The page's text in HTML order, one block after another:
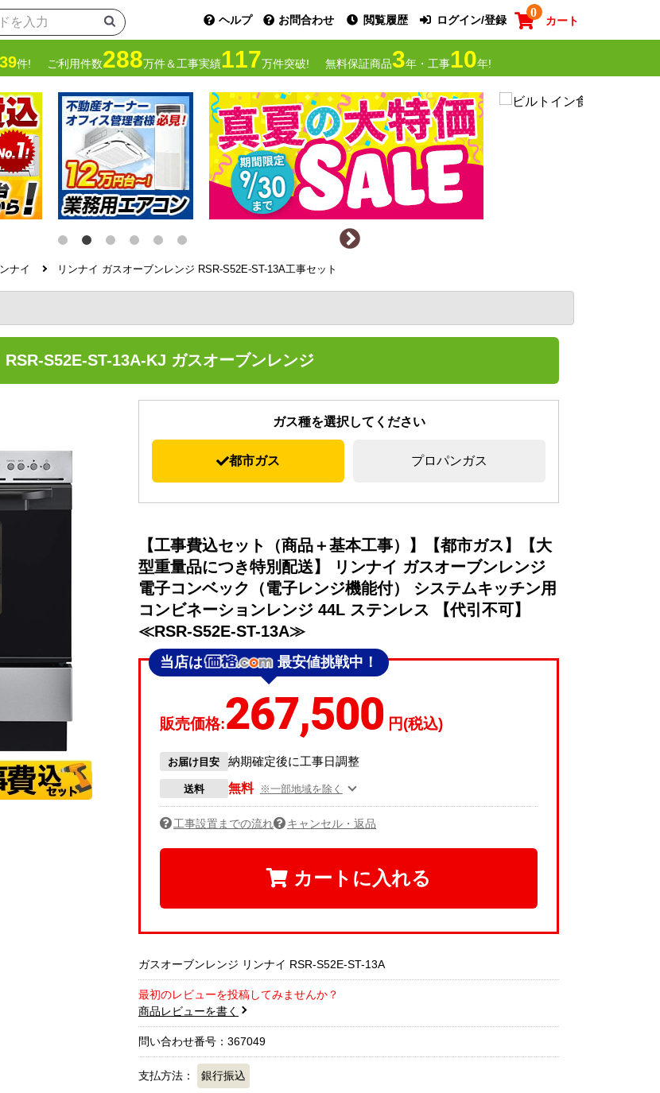
ヘルプ お問合わせ 閲覧履歴 ログイン/登録
0
カート
件! ご利用件数288万件＆工事実績117万件突破! 無料保証商品3年・工事10年!
ナイ リンナイ ガスオーブンレンジ RSR-S52E-ST-13A工事セット
RSR-S52E-ST-13A-KJ ガスオーブンレンジ
ガス種を選択してください
都市ガス プロパンガス
【工事費込セット（商品＋基本工事）】【都市ガス】【大
型重量品につき特別配送】 リンナイ ガスオーブンレンジ
電子コンベック（電子レンジ機能付） システムキッチン用
コンビネーションレンジ 44L ステンレス 【代引不可】
≪RSR-S52E-ST-13A≫
当店は 最安値挑戦中！
販売価格:267,500 円(税込)
お届け目安 納期確定後に工事日調整
送料 無料 ※一部地域を除く
工事設置までの流れ キャンセル・返品
カートに入れる
ガスオーブンレンジ リンナイ RSR-S52E-ST-13A
最初のレビューを投稿してみませんか？
商品レビューを書く
問い合わせ番号：367049
支払方法： 銀行振込